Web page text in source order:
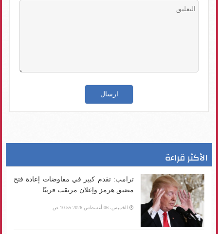
الأكثر قراءة
ترامب: تقدم كبير في مفاوضات إعادة فتح
مضيق هرمز وإعلان مرتقب قريبًا
الخميس، 06 أغسطس 2026 10:55 ص